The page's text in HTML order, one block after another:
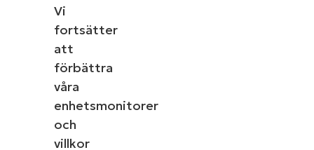
Vi
fortsätter
att
förbättra
våra
enhetsmonitorer
och
villkor